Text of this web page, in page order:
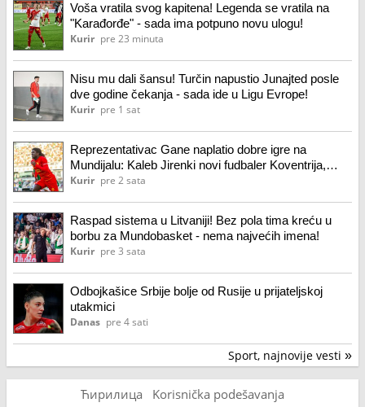
Voša vratila svog kapitena! Legenda se vratila na
"Karađorđe" - sada ima potpuno novu ulogu!
Kurir pre 23 minuta
Nisu mu dali šansu! Turčin napustio Junajted posle
dve godine čekanja - sada ide u Ligu Evrope!
Kurir pre 1 sat
Reprezentativac Gane naplatio dobre igre na
Mundijalu: Kaleb Jirenki novi fudbaler Koventrija,
šesto pojačanje Franka Lamparda
Kurir pre 2 sata
Raspad sistema u Litvaniji! Bez pola tima kreću u
borbu za Mundobasket - nema najvećih imena!
Kurir pre 3 sata
Odbojkašice Srbije bolje od Rusije u prijateljskoj
utakmici
Danas pre 4 sati
Sport, najnovije vesti »
Ћирилица Korisnička podešavanja